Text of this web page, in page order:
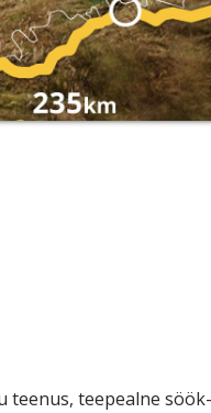
teenus, teepealne